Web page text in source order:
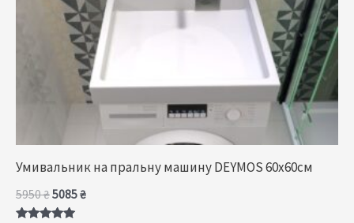
Умивальник на пральну машину DEYMOS 60x60cм
5950₴5085₴